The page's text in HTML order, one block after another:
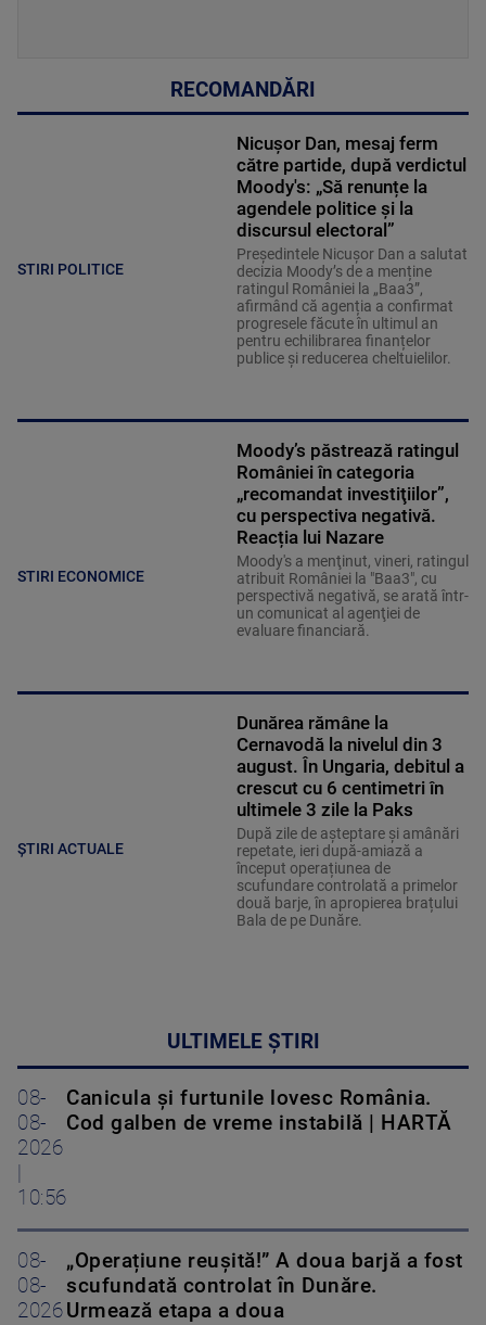
RECOMANDĂRI
STIRI POLITICE
Nicușor Dan, mesaj ferm
către partide, după verdictul
Moody's: „Să renunțe la
agendele politice şi la
discursul electoral”
Președintele Nicușor Dan a salutat
decizia Moody’s de a menține
ratingul României la „Baa3”,
afirmând că agenția a confirmat
progresele făcute în ultimul an
pentru echilibrarea finanțelor
publice și reducerea cheltuielilor.
STIRI ECONOMICE
Moody’s păstrează ratingul
României în categoria
„recomandat investiţiilor”,
cu perspectiva negativă.
Reacția lui Nazare
Moody's a menţinut, vineri, ratingul
atribuit României la "Baa3", cu
perspectivă negativă, se arată într-
un comunicat al agenţiei de
evaluare financiară.
ȘTIRI ACTUALE
Dunărea rămâne la
Cernavodă la nivelul din 3
august. În Ungaria, debitul a
crescut cu 6 centimetri în
ultimele 3 zile la Paks
După zile de așteptare și amânări
repetate, ieri după-amiază a
început operațiunea de
scufundare controlată a primelor
două barje, în apropierea brațului
Bala de pe Dunăre.
ULTIMELE ȘTIRI
08-
08-
2026
10:56
Canicula și furtunile lovesc România.
Cod galben de vreme instabilă | HARTĂ
08-
08-
2026
„Operațiune reușită!” A doua barjă a fost
scufundată controlat în Dunăre.
Urmează etapa a doua